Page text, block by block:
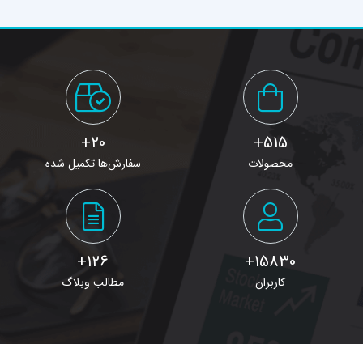
515+
محصولات
20+
سفارش‌ها تکمیل شده
15830+
کاربران
126+
مطالب وبلاگ